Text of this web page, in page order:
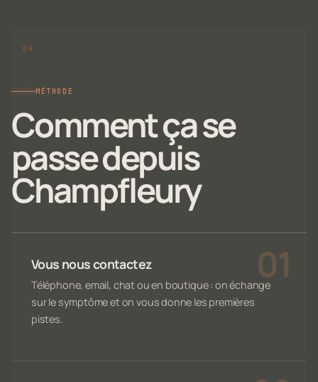
MÉTHODE
Comment ça se
passe depuis
Champfleury
Vous nous contactez
Téléphone, email, chat ou en boutique : on échange
sur le symptôme et on vous donne les premières
pistes.